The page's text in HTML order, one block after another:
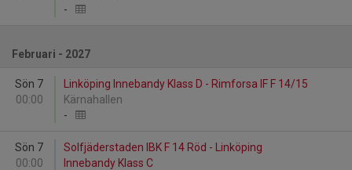
-
Februari - 2027
Sön 7
00:00
Linköping Innebandy Klass D - Rimforsa IF F 14/15
Kärnahallen
-
Sön 7
00:00
Solfjäderstaden IBK F 14 Röd - Linköping
Innebandy Klass C